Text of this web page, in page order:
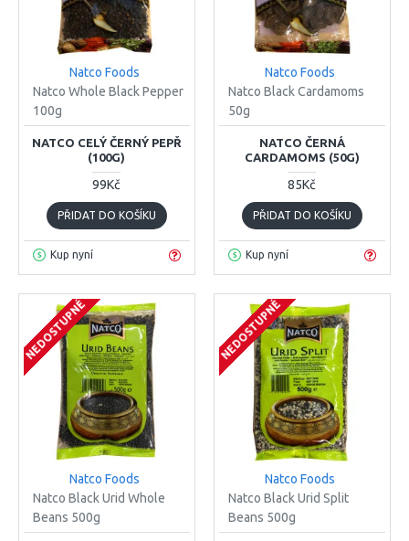
Natco Foods
Natco Whole Black Pepper
100g
NATCO CELÝ ČERNÝ PEPŘ
(100G)
99Kč
PŘIDAT DO KOŠÍKU
Kup nyní
Natco Foods
Natco Black Cardamoms
50g
NATCO ČERNÁ
CARDAMOMS (50G)
85Kč
PŘIDAT DO KOŠÍKU
Kup nyní
NEDOSTUPNÉ
Natco Foods
Natco Black Urid Whole
Beans 500g
NEDOSTUPNÉ
Natco Foods
Natco Black Urid Split
Beans 500g